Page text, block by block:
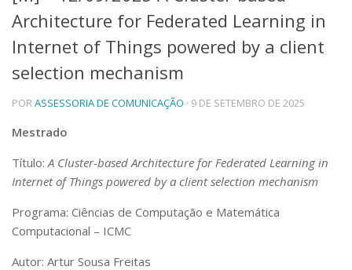
Telefones e Mapas
Pessoas
Ensino
Graduação
Educação a distância
Cursos de Extensão
Linhas de Pesquisa
Centros, Núcleos e Projetos em Rede
Pós-doutorado
Iniciação Científica
Transferência de Tecnologia
Empresas Juniores
Architecture for Federated Learning in
Internet of Things powered by a client
selection mechanism
PORASSESSORIA DE COMUNICAÇÃO · 9 DE SETEMBRO DE 2025
Mestrado
Título: A Cluster-based Architecture for Federated Learning in
Internet of Things powered by a client selection mechanism
Programa: Ciências de Computação e Matemática
Computacional – ICMC
Autor: Artur Sousa Freitas